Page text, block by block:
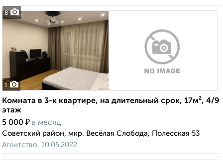
8
1
Комната в 3-к квартире, на длительный срок, 17м², 4/9
этаж
5 000 ₽ в месяц
Советский район, мкр. Весёлая Слобода, Полесская 53
Агентство, 10.05.2022